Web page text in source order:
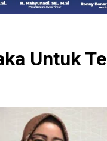
Untuk